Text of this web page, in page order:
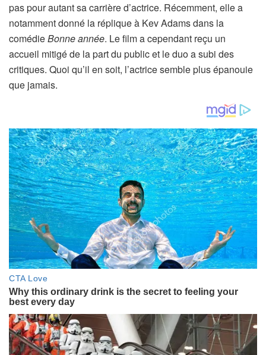
pas pour autant sa carrière d’actrice. Récemment, elle a
notamment donné la réplique à Kev Adams dans la
comédieBonne année. Le film a cependant reçu un
accueil mitigé de la part du public et le duo a subi des
critiques. Quoi qu’il en soit, l’actrice semble plus épanouie
que jamais.